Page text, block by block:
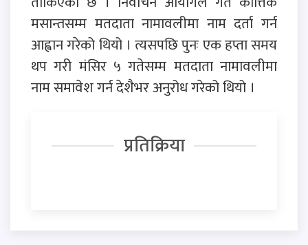
मसान्तसम्म मतदाता नामावलीमा नाम दर्ता गर्न
आह्वान गरेको थियो । त्यसपछि पुनः एक हप्ता समय
थप गरी मंसिर ५ गतेसम्म मतदाता नामावलीमा
नाम समावेश गर्न देशैभर अनुरोध गरेको थियो ।
प्रतिक्रिया